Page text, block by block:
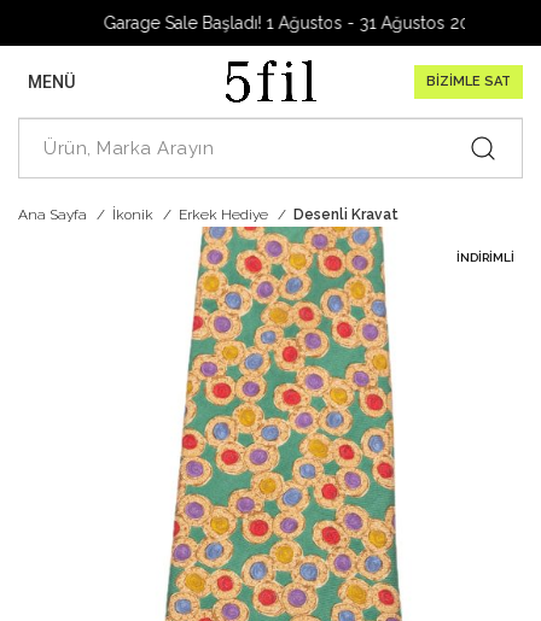
Garage Sale Başladı! 1 Ağustos - 31 Ağustos 2026
MENÜ BİZİMLE SAT
Ana Sayfa İkonik Erkek Hediye Desenli Kravat
İNDIRIMLI